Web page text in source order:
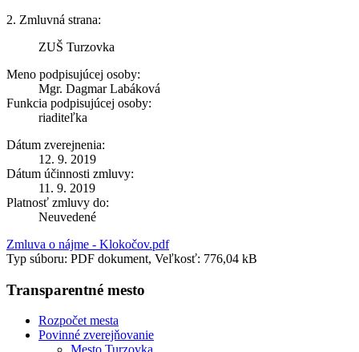
2. Zmluvná strana:
ZUŠ Turzovka
Meno podpisujúcej osoby:
Mgr. Dagmar Labáková
Funkcia podpisujúcej osoby:
riaditeľka
Dátum zverejnenia:
12. 9. 2019
Dátum účinnosti zmluvy:
11. 9. 2019
Platnosť zmluvy do:
Neuvedené
Zmluva o nájme - Klokočov.pdf
Typ súboru: PDF dokument, Veľkosť: 776,04 kB
Transparentné mesto
Rozpočet mesta
Povinné zverejňovanie